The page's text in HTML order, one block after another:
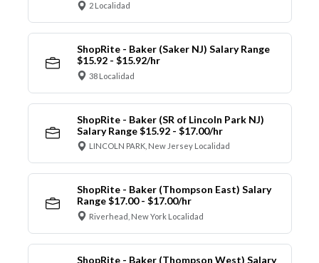
2 Localidad
ShopRite - Baker (Saker NJ) Salary Range
$15.92 - $15.92/hr
38 Localidad
ShopRite - Baker (SR of Lincoln Park NJ)
Salary Range $15.92 - $17.00/hr
LINCOLN PARK, New Jersey Localidad
ShopRite - Baker (Thompson East) Salary
Range $17.00 - $17.00/hr
Riverhead, New York Localidad
ShopRite - Baker (Thompson West) Salary